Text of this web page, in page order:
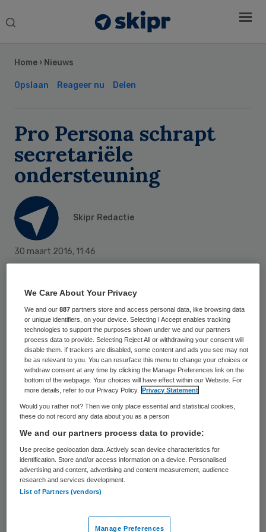
Search
Home › Nieuws
Opslaan Reageer nu Delen
Pro Persona schrapt
secretariële
ondersteuning
Skipr Redactie
30 maart 2016, 11:46
fte’s onder de zorgsecretaresses
terugbrengen van 130 naar 85. Dat meldt
De Gelderlander op basis van een interne
mededeling.
Momenteel werken er circa 200
secretarissen bij de ggz-aanbieder
instelling met locaties in plaatsen als
Arnhem, Wolfheze, Tiel, Veenendaal en
Nijmegen. Door een andere manier van
werken zijn er straks minder
De Gelderlander. Zo moeten cliënten sneller
Sidebar
We Care About Your Privacy
We and our887 partners store and access personal data, like browsing data
or unique identifiers, on your device. Selecting I Accept enables tracking
technologies to support the purposes shown under we and our partners
process data to provide. Selecting Reject All or withdrawing your consent will
disable them. If trackers are disabled, some content and ads you see may not
be as relevant to you. You can resurface this menu to change your choices or
withdraw consent at any time by clicking the Manage Preferences link on the
bottom of the webpage. Your choices will have effect within our Website. For
more details, refer to our Privacy Policy.
Privacy Statement
Would you rather not? Then we only place essential and statistical cookies,
these do not record any data about you as a person
We and our partners process data to provide:
Use precise geolocation data. Actively scan device characteristics for
identification. Store and/or access information on a device. Personalised
advertising and content, advertising and content measurement, audience
research and services development.
List of Partners (vendors)
Manage Preferences